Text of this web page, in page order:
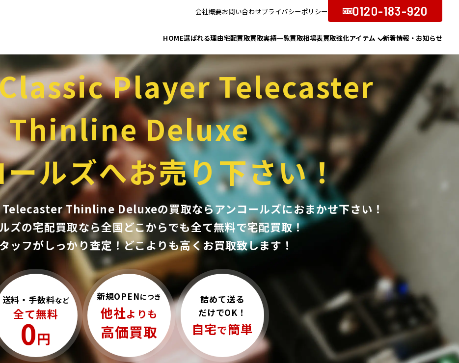
会社概要お問い合わせプライバシーポリシー 0120-183-920
HOME選ばれる理由宅配買取買取実績一覧買取相場表買取強化アイテム 新着情報・お知らせ
Player Telecaster
Thinline Deluxe
ルズへお売り下さい！
Thinline Deluxeの買取ならアンコールズにおまかせ下さい！
ズの宅配買取なら全国どこからでも全て無料で宅配買取！
ッフがしっかり査定！どこよりも高くお買取致します！
送料・手数料など
全て無料
0円
新規OPENにつき
他社よりも
高価買取
詰めて送る
だけでOK！
自宅で簡単